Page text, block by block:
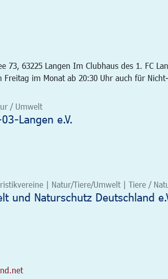
73, 63225 Langen Im Clubhaus des 1. FC
Freitag im Monat ab 20:30 Uhr auch für
/ Umwelt
Langen e.V.
| Natur/Tiere/Umwelt | Tiere /
und Naturschutz Deutschland